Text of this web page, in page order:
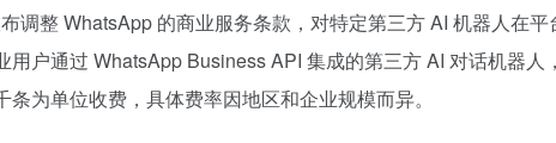
调整 WhatsApp 的商业服务条款，对特定第三方 AI 机器人在
用户通过 WhatsApp Business API 集成的第三方 AI 对话机器
条为单位收费，具体费率因地区和企业规模而异。